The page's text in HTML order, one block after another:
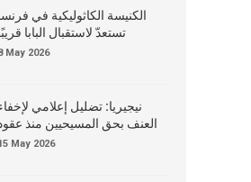
الكنيسة الكاثوليكية في
تستعدّ لاستقبال البابا
May 2026
نيجيريا: تضليل إعلامي
العنف بحق المسيحيين منذ عقود
May 2026